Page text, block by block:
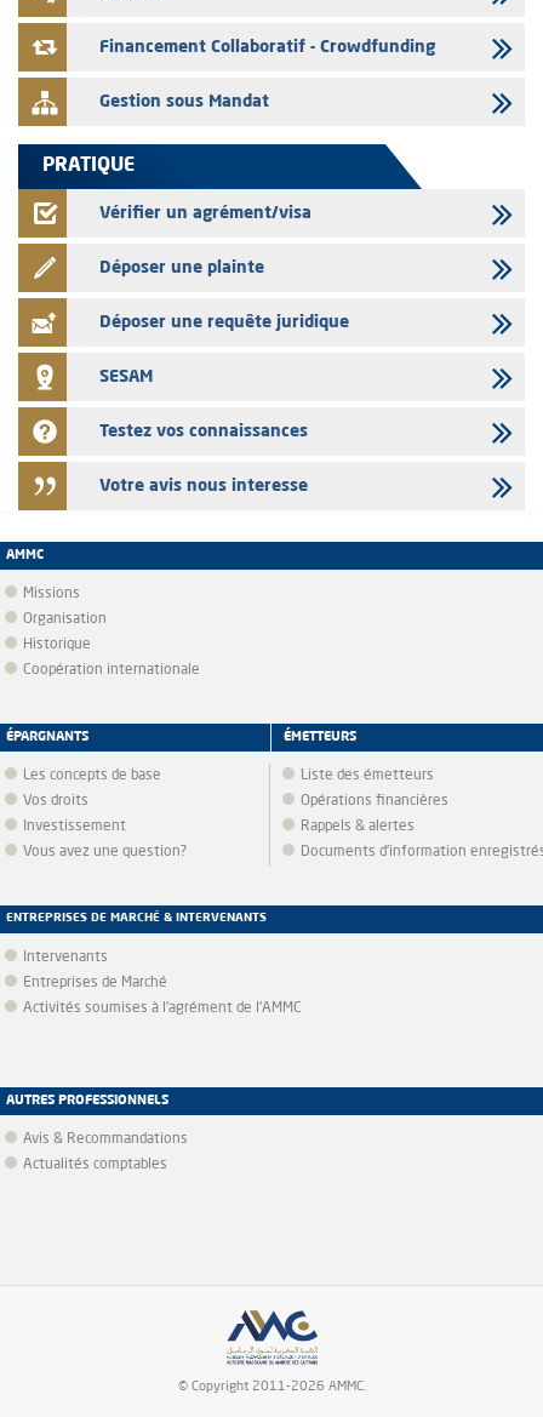
L' AMMC publie les indicateurs mensuels du marché des capitaux pour
le mois de Juin 2026Financement Collaboratif - Crowdfunding
Gestion sous Mandat
PRATIQUE
Vérifier un agrément/visa
Déposer une plainte
Déposer une requête juridique
SESAM
Testez vos connaissances
Votre avis nous interesse
AMMC
Missions
Organisation
Historique
Coopération internationale
ÉPARGNANTS
Les concepts de base
Vos droits
Investissement
Vous avez une question?
ÉMETTEURS
Liste des émetteurs
Opérations financières
Rappels & alertes
Documents d’information
ENTREPRISES DE MARCHÉ & INTERVENANTS
Intervenants
Entreprises de Marché
Activités soumises à l'agrément de l'AMMC
AUTRES PROFESSIONNELS
Avis & Recommandations
Actualités comptables
© Copyright 2011-2026 AMMC.